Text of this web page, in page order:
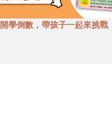
開學倒數，帶孩子一起來挑戰